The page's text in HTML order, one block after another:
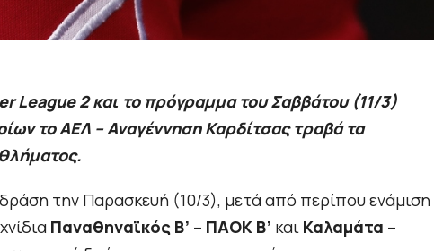
League 2 και το πρόγραμμα του Σαββάτου (11/3)
το ΑΕΛ – Αναγέννηση Καρδίτσας τραβά τα
την Παρασκευή (10/3), μετά από περίπου ενάμιση
Παναθηναϊκός Β’ – ΠΑΟΚ Β’ και Καλαμάτα –